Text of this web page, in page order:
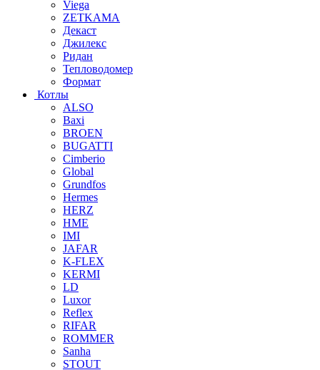
Viega
ZETKAMA
Декаст
Джилекс
Ридан
Тепловодомер
Формат
Котлы
ALSO
Baxi
BROEN
BUGATTI
Cimberio
Global
Grundfos
Hermes
HERZ
HME
IMI
JAFAR
K-FLEX
KERMI
LD
Luxor
Reflex
RIFAR
ROMMER
Sanha
STOUT